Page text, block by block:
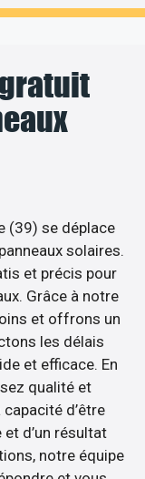
(39) se déplace
solaires.
et précis pour
Grâce à notre
et offrons un
les délais
et efficace. En
qualité et
d’être
d’un résultat
notre équipe